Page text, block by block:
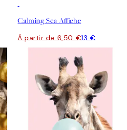
Calming Sea Affiche
À partir de 6,50 €13 €